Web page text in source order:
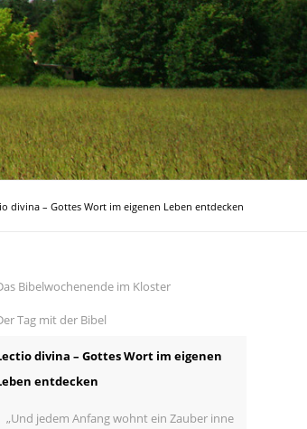
divina – Gottes Wort im eigenen Leben entdecken
Bibelwochenende im Kloster
Tag mit der Bibel
divina – Gottes Wort im eigenen
entdecken
„Und jedem Anfang wohnt ein Zauber inne